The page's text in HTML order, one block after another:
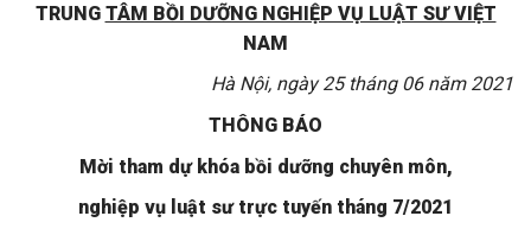
TRUNG TÂM BỒI DƯỠNG NGHIỆP VỤ LUẬT SƯ VIỆT
NAM
Hà Nội, ngày 25 tháng 06 năm 2021
THÔNG BÁO
Mời tham dự khóa bồi dưỡng chuyên môn,
nghiệp vụ luật sư trực tuyến tháng 7/2021